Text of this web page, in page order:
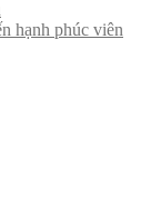
hạnh phúc viên